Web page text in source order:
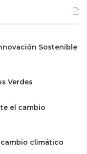
Sostenible
Verdes
el cambio
climático